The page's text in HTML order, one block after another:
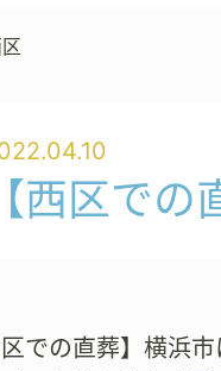
【西区での
区での直葬】横浜